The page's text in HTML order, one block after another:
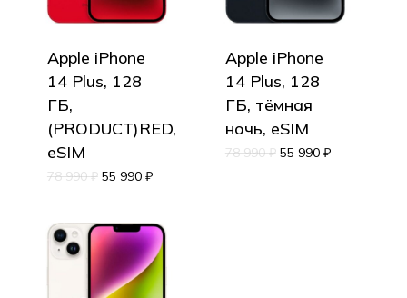
Apple iPhone
14 Plus, 128
ГБ,
(PRODUCT)RED,
eSIM
78 990₽ 55 990 ₽
Apple iPhone
14 Plus, 128
ГБ, тёмная
ночь, eSIM
78 990₽ 55 990 ₽